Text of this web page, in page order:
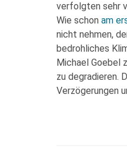
verfolgten sehr
Wie schon am
nicht nehmen,
bedrohliches
Michael Goebel
zu degradieren.
Verzögerungen